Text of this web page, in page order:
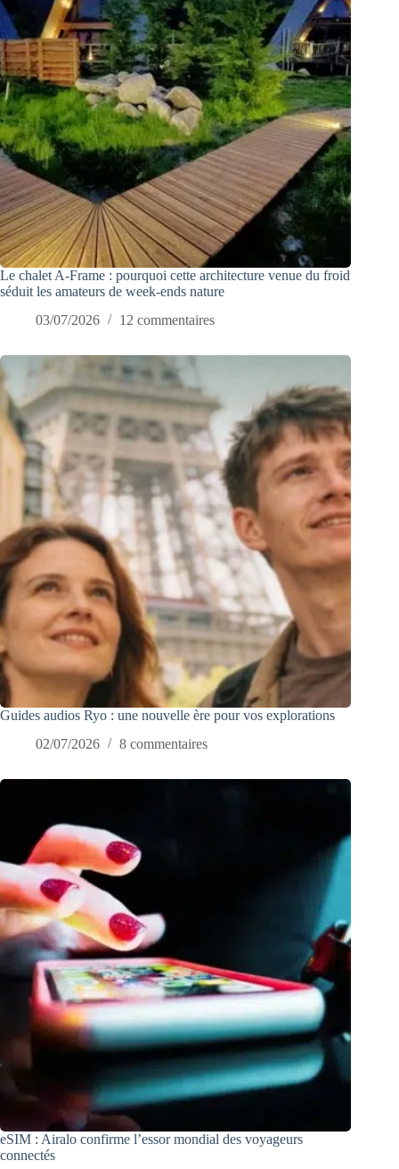
Le chalet A-Frame : pourquoi cette architecture venue du froid
séduit les amateurs de week-ends nature
03/07/2026
12 commentaires
Guides audios Ryo : une nouvelle ère pour vos explorations
02/07/2026
8 commentaires
eSIM : Airalo confirme l’essor mondial des voyageurs
connectés